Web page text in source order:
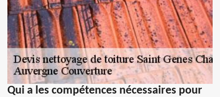
Qui a les compétences nécessaires pour